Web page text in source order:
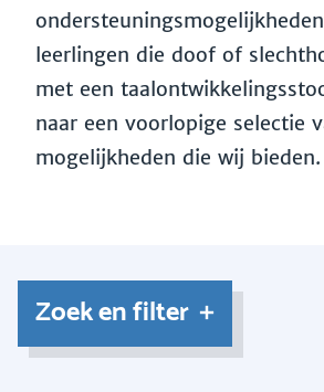
leerlingen die doof of
met een
naar een voorlopige selectie
mogelijkheden die wij bieden.
Zoek en filter